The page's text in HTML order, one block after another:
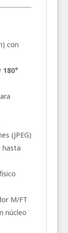
con
180°
(JPEG)
hasta
M/FT
núcleo